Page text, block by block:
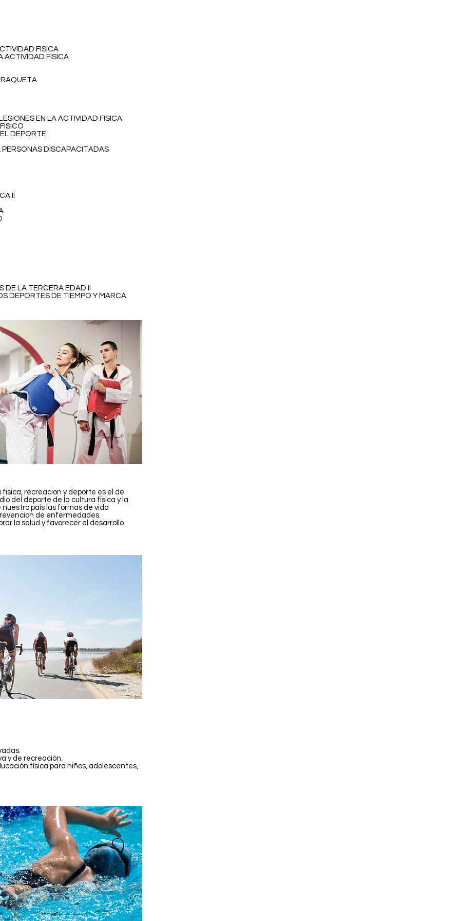
FISICA
ACTIVIDAD FISICA
EN LA ACTIVIDAD FISICA
DEPORTE
PERSONAS DISCAPACITADAS
II
DE LA TERCERA EDAD II
DEPORTES DE TIEMPO Y MARCA
recreacion y deporte es el de
del deporte de la cultura fisica y la
pais las formas de vida
de enfermedades.
la salud y favorecer el desarrollo
y de recreación.
física para niños, adolescentes,